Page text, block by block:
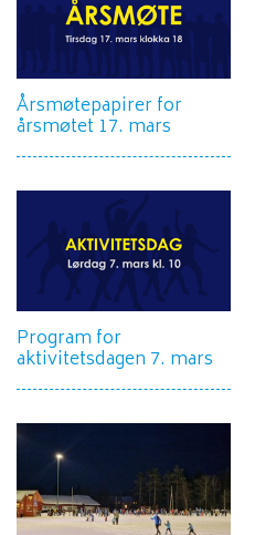
Årsmøtepapirer for
årsmøtet 17. mars
Program for
aktivitetsdagen 7. mars